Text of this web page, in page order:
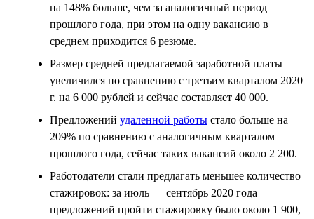
на 148% больше, чем за аналогичный период
прошлого года, при этом на одну вакансию в
среднем приходится 6 резюме.
Размер средней предлагаемой заработной платы
увеличился по сравнению с третьим кварталом 2020
г. на 6 000 рублей и сейчас составляет 40 000.
Предложений удаленной работы стало больше на
209% по сравнению с аналогичным кварталом
прошлого года, сейчас таких вакансий около 2 200.
Работодатели стали предлагать меньшее количество
стажировок: за июль — сентябрь 2020 года
предложений пройти стажировку было около 1 900,